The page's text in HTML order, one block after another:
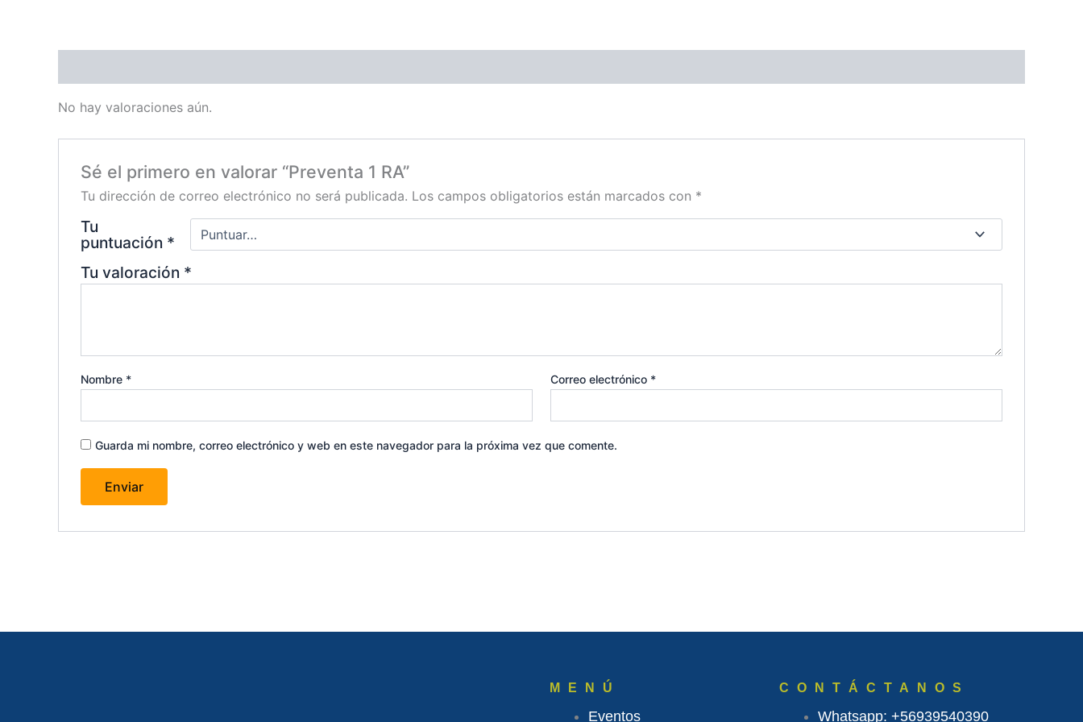
No hay valoraciones aún.
Sé el primero en valorar “Preventa 1 RA”
Tu dirección de correo electrónico no será publicada. Los campos obligatorios están marcados con *
Tu
puntuación *
Tu valoración *
Nombre * Correo electrónico *
Guarda mi nombre, correo electrónico y web en este navegador para la próxima vez que comente.
MENÚ
Eventos
CONTÁCTANOS
Whatsapp: +56939540390